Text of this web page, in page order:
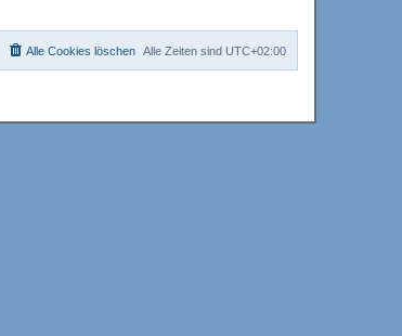
Alle Zeiten sind UTC+02:00
Alle Cookies löschen